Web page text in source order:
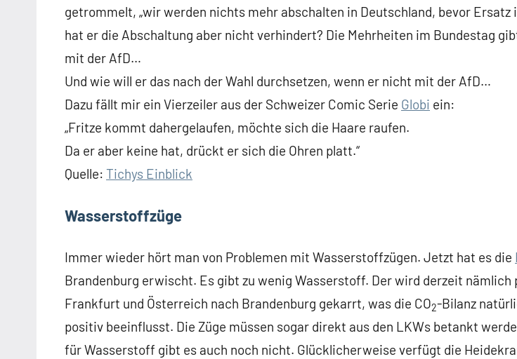
getrommelt, „wir werden nichts mehr abschalten in Deutschland, bevor Ersatz
hat er die Abschaltung aber nicht verhindert? Die Mehrheiten im Bundestag
mit der AfD…
Und wie will er das nach der Wahl durchsetzen, wenn er nicht mit der AfD…
Dazu fällt mir ein Vierzeiler aus der Schweizer Comic Serie Globi ein:
„Fritze kommt dahergelaufen, möchte sich die Haare raufen.
Da er aber keine hat, drückt er sich die Ohren platt.“
Quelle: Tichys Einblick
Wasserstoffzüge
Immer wieder hört man von Problemen mit Wasserstoffzügen. Jetzt hat es die
Brandenburg erwischt. Es gibt zu wenig Wasserstoff. Der wird derzeit nämlich
Frankfurt und Österreich nach Brandenburg gekarrt, was die CO2-Bilanz
positiv beeinflusst. Die Züge müssen sogar direkt aus den LKWs betankt
für Wasserstoff gibt es auch noch nicht. Glücklicherweise verfügt die